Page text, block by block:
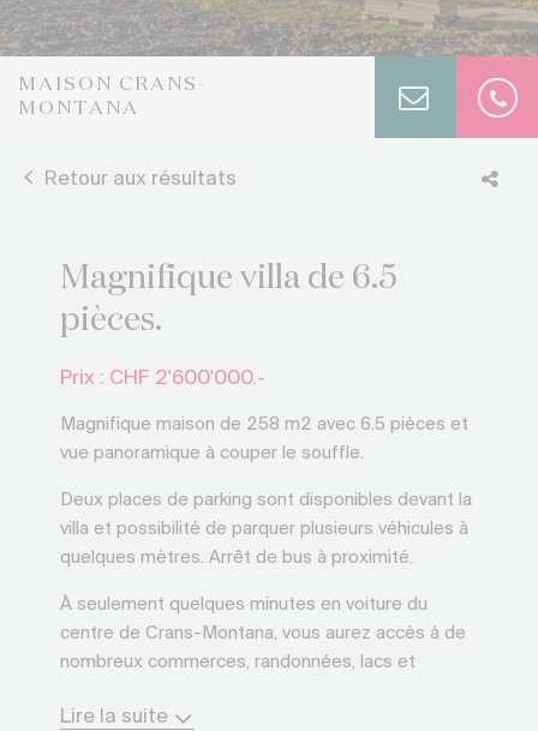
MAISON CRANS-
MONTANA
Retour aux résultats
Magnifique villa de 6.5
pièces.
Prix : CHF 2'600'000.-
Magnifique maison de 258 m2 avec 6.5 pièces et
vue panoramique à couper le souffle.
Deux places de parking sont disponibles devant la
villa et possibilité de parquer plusieurs véhicules à
quelques mètres. Arrêt de bus à proximité.
À seulement quelques minutes en voiture du
centre de Crans-Montana, vous aurez accès à de
nombreux commerces, randonnées, lacs et
Randogne abrite également quelques restaurants
Lire la suite